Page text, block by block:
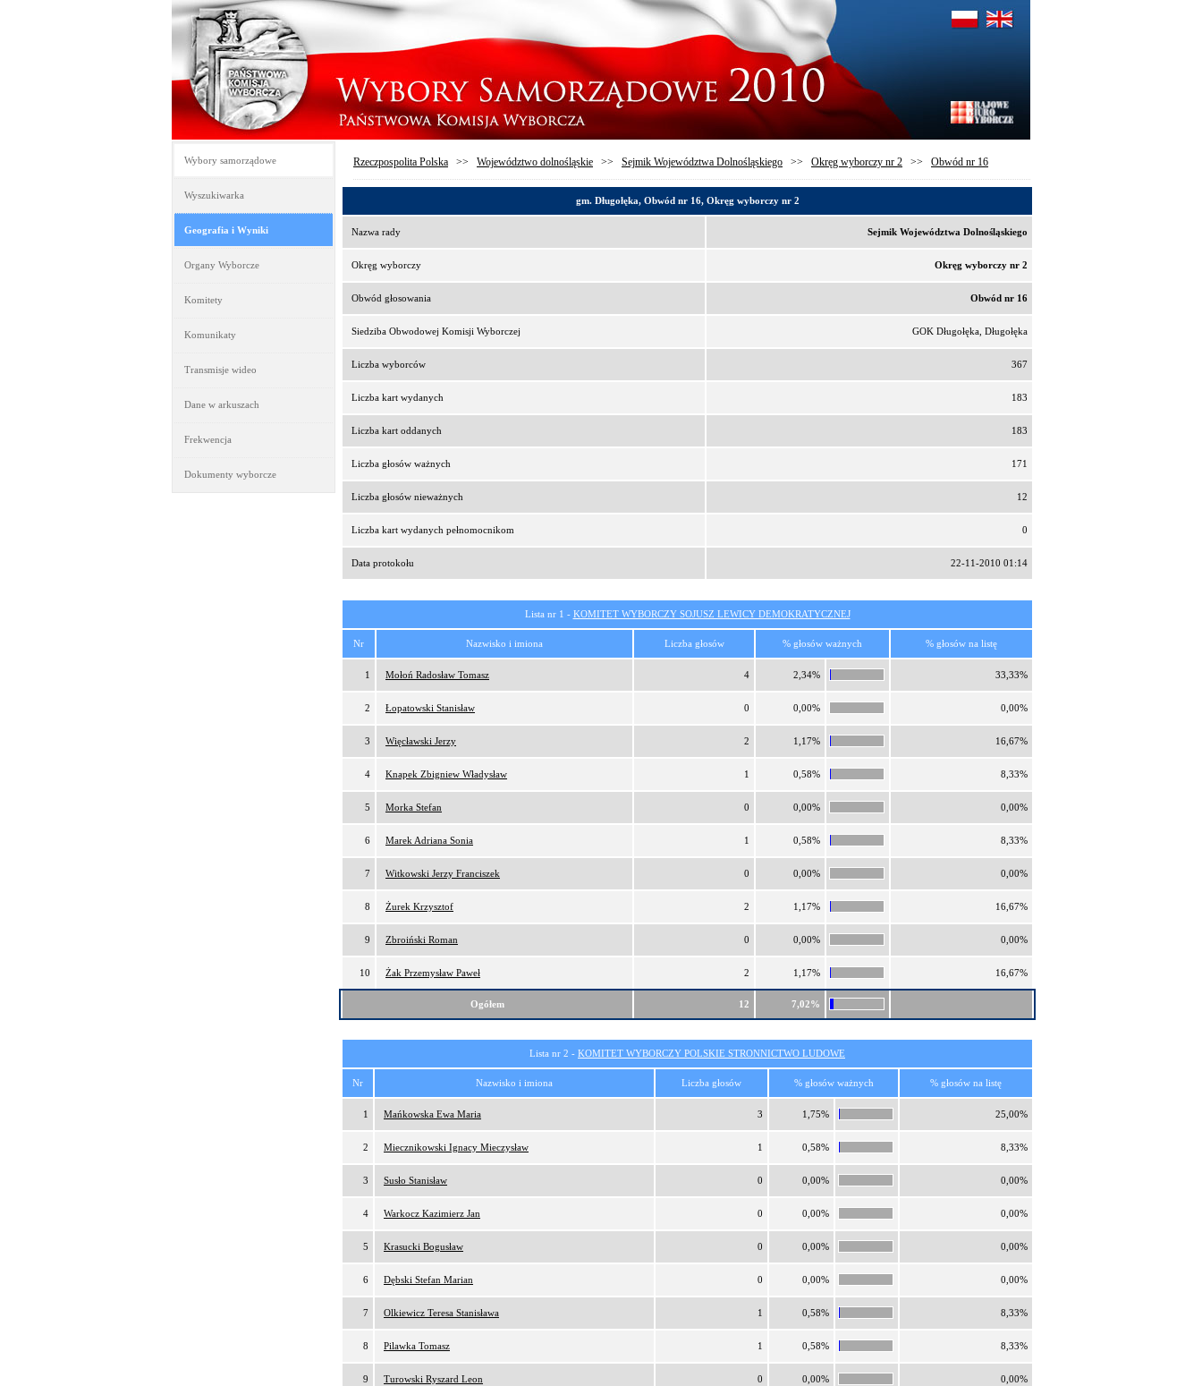
Wybory samorządowe
Wyszukiwarka
Geografia i Wyniki
Organy Wyborcze
Komitety
Komunikaty
Transmisje wideo
Dane w arkuszach
Frekwencja
Dokumenty wyborcze
Rzeczpospolita Polska >> Województwo dolnośląskie >> Sejmik Województwa Dolnośląskiego >> Okręg wyborczy nr 2 >> Obwód nr 16
gm. Długołęka, Obwód nr 16, Okręg wyborczy nr 2
Nazwa rady Sejmik Województwa Dolnośląskiego
Okręg wyborczy Okręg wyborczy nr 2
Obwód głosowania Obwód nr 16
Siedziba Obwodowej Komisji Wyborczej GOK Długołęka, Długołęka
Liczba wyborców 367
Liczba kart wydanych 183
Liczba kart oddanych 183
Liczba głosów ważnych 171
Liczba głosów nieważnych 12
Liczba kart wydanych pełnomocnikom 0
Data protokołu 22-11-2010 01:14
Lista nr 1 - KOMITET WYBORCZY SOJUSZ LEWICY DEMOKRATYCZNEJ
Nr Nazwisko i imiona Liczba głosów % głosów ważnych % głosów na listę
1 Mołoń Radosław Tomasz 4 2,34% 33,33%
2 Łopatowski Stanisław 0 0,00% 0,00%
3 Więcławski Jerzy 2 1,17% 16,67%
4 Knapek Zbigniew Władysław 1 0,58% 8,33%
5 Morka Stefan 0 0,00% 0,00%
6 Marek Adriana Sonia 1 0,58% 8,33%
7 Witkowski Jerzy Franciszek 0 0,00% 0,00%
8 Żurek Krzysztof 2 1,17% 16,67%
9 Zbroiński Roman 0 0,00% 0,00%
10 Żak Przemysław Paweł 2 1,17% 16,67%
Ogółem 12 7,02%
Lista nr 2 - KOMITET WYBORCZY POLSKIE STRONNICTWO LUDOWE
Nr Nazwisko i imiona Liczba głosów % głosów ważnych % głosów na listę
1 Mańkowska Ewa Maria 3 1,75% 25,00%
2 Miecznikowski Ignacy Mieczysław 1 0,58% 8,33%
3 Susło Stanisław 0 0,00% 0,00%
4 Warkocz Kazimierz Jan 0 0,00% 0,00%
5 Krasucki Bogusław 0 0,00% 0,00%
6 Dębski Stefan Marian 0 0,00% 0,00%
7 Olkiewicz Teresa Stanisława 1 0,58% 8,33%
8 Pilawka Tomasz 1 0,58% 8,33%
9 Turowski Ryszard Leon 0 0,00% 0,00%